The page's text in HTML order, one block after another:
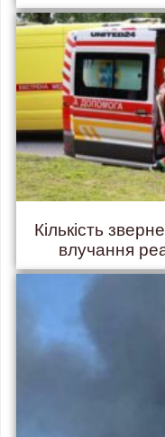
Кількість
влучання